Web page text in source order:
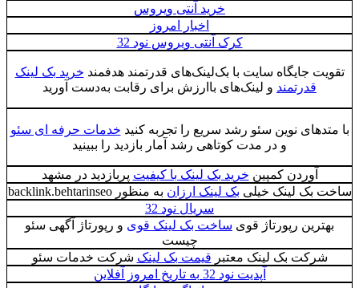
خرید آنتی ویروس
اخبار امروز
کرک آنتی ویروس نود 32
تقویت جایگاه سایت با بک‌لینک‌های قدرتمند هدفمند خرید بک لینک
قدرتمند و لینک‌های باارزش برای رقابت به‌دست آورید
با متدهای نوین سئو رشد سریع را تجربه کنید خدمات حرفه ای سئو
و در مدت کوتاهی رشد آمار بازدید را ببینید
آوردن کمپین خرید بک لینک با کیفیت پربازدید در مشهد
ساخت بک لینک خیلی بک لینک ارزان به منظور backlink.behtarinseo
سریال نود 32
بهترین رپورتاژ قوی ساخت بک لینک قوی و رپورتاژ آگهی سئو
چیست
شرکت بک لینک معتبر قیمت بک لینک شرکت خدمات سئو
آپدیت نود 32 به تاریخ امروز آفلاین